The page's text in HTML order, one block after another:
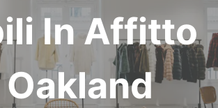
In Affitto